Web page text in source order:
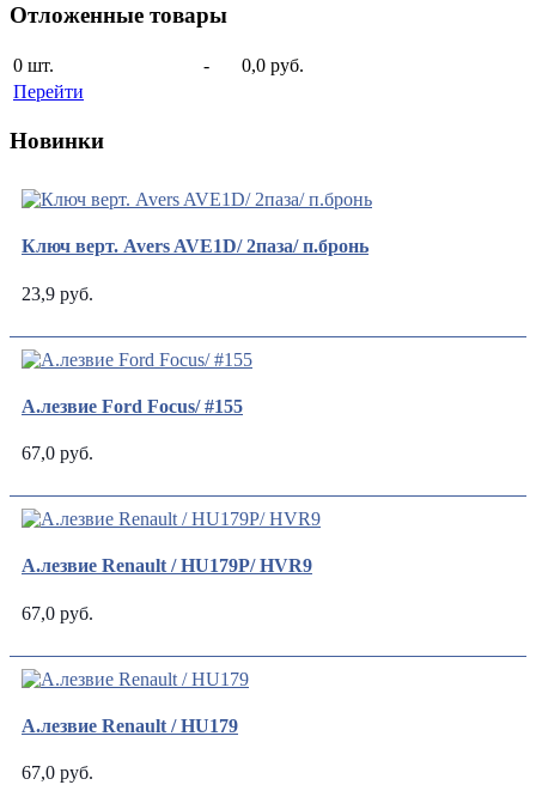
Отложенные товары
0 шт. -
0,0 руб.
Перейти
Новинки
Ключ верт. Avers AVE1D/ 2паза/ п.бронь
23,9 руб.
А.лезвие Ford Focus/ #155
67,0 руб.
А.лезвие Renault / HU179P/ HVR9
67,0 руб.
А.лезвие Renault / HU179
67,0 руб.